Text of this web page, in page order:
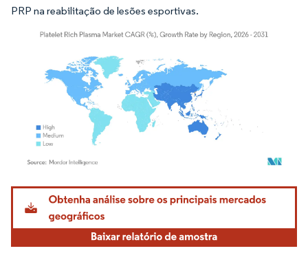
PRP na reabilitação de lesões esportivas.
Imagem © Mordor Intelligence. O reuso requer atribuição conforme CC BY 4.0.